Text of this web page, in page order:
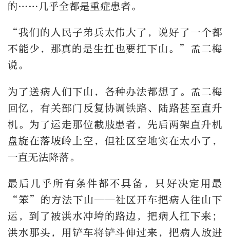
的……几乎全都是重症患者。
“我们的人民子弟兵太伟大了，说好了一个都
不能少，那真的是生扛也要扛下山。”孟二梅
说。
为了送病人们下山，各种办法都想了。孟二梅
回忆，有关部门反复协调铁路、陆路甚至直升
机。为了运走那位截肢患者，先后两架直升机
盘旋在落坡岭上空，但社区空地实在太小了，
一直无法降落。
最后几乎所有条件都不具备，只好决定用最
“笨”的方法下山——社区开车把病人往山下
运，到了被洪水冲垮的路边，把病人扛下来；
洪水那头，用铲车将铲斗伸过来，把病人放进